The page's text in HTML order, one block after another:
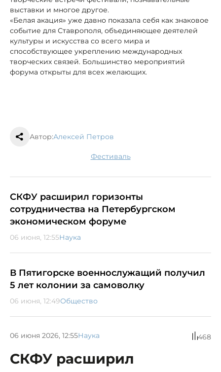
выставки и многое другое.
«Белая акация» уже давно показала себя как знаковое
событие для Ставрополя, объединяющее деятелей
культуры и искусства со всего мира и
способствующее укреплению международных
творческих связей. Большинство мероприятий
форума открыты для всех желающих.
Автор:Алексей Петров
фестиваль
СКФУ расширил горизонты
сотрудничества на Петербургском
экономическом форуме
06 июня, 12:55Наука
В Пятигорске военнослужащий получил
5 лет колонии за самоволку
06 июня, 12:49Общество
06 июня 2026, 12:55Наука 468
СКФУ расширил